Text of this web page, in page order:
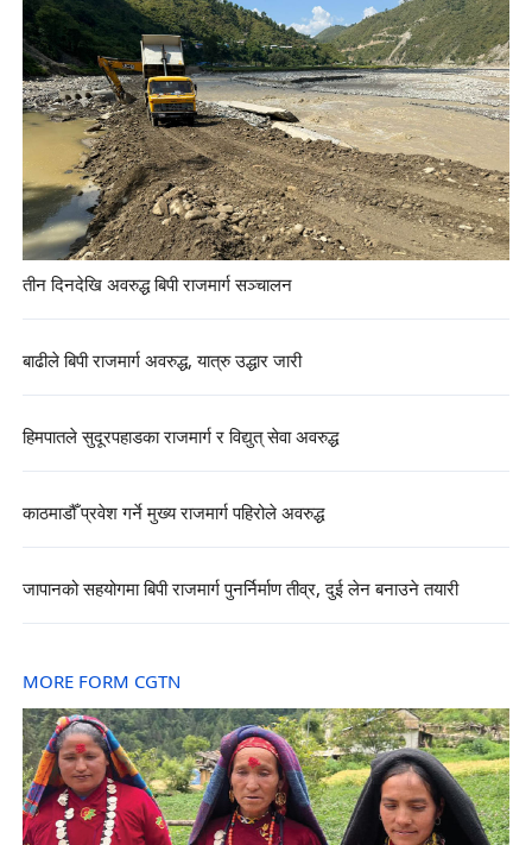
तीन दिनदेखि अवरुद्ध बिपी राजमार्ग सञ्चालन
बाढीले बिपी राजमार्ग अवरुद्ध, यात्रु उद्धार जारी
हिमपातले सुदूरपहाडका राजमार्ग र विद्युत् सेवा अवरुद्ध
काठमाडौँ प्रवेश गर्ने मुख्य राजमार्ग पहिरोले अवरुद्ध
जापानको सहयोगमा बिपी राजमार्ग पुनर्निर्माण तीव्र, दुई लेन बनाउने तयारी
MORE FORM CGTN